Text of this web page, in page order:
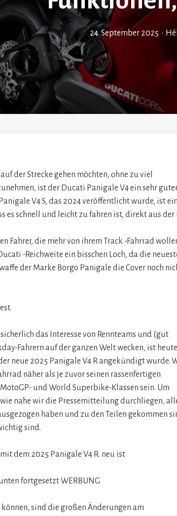
24. September 2025 •
der Strecke gehen möchten, ohne zu viel
ist der Ducati Panigale V4 ein sehr
V4 S, das 2024 veröffentlicht wurde, ist ein
es schnell und leicht zu fahren ist, direkt aus der
Fahrer, die mehr von ihrem Track -Fahrrad
-Reichweite ein bisschen Loch, da die
der Marke Borgo Panigale die Cover noch
das Interesse von Rennteams und (gut
Fahrern auf der ganzen Welt wecken, ist heute
neue 2025 Panigale V4 R angekündigt wurde.
näher als je zuvor seinen rassenfertigen
und World Superbike-Klassen sein. Um
nahe wir die Pressemitteilung durchliegen,
haben und zu den Teilen gekommen
sind.
dem 2025 Panigale V4 R. neu ist
fortgesetztWERBUNG
sind die großen Änderungen am